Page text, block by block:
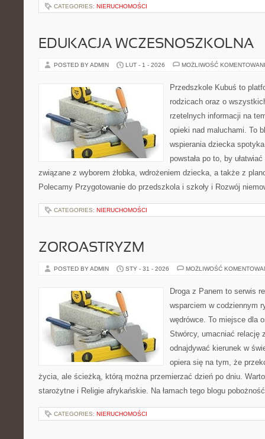
CATEGORIES: NIERUCHOMOŚCI
EDUKACJA WCZESNOSZKOLNA
POSTED BY ADMIN LUT - 1 - 2026 MOŻLIWOŚĆ
Przedszkole Kubuś to
rodzicach oraz o
rzetelnych informacji na
opieki nad maluchami. To
wspierania dziecka
powstała po to, by
związane z wyborem żłobka, wdrożeniem dziecka, a także z
Polecamy Przygotowanie do przedszkola i szkoły i Rozwój
CATEGORIES: NIERUCHOMOŚCI
ZOROASTRYZM
POSTED BY ADMIN STY - 31 - 2026 MOŻLIWOŚĆ
Droga z Panem to serwis
wsparciem w codziennym
wędrówce. To miejsce dla
Stwórcy, umacniać relację
odnajdywać kierunek w
opiera się na tym, że
życia, ale ścieżką, którą można przemierzać dzień po dniu.
starożytne i Religie afrykańskie. Na łamach tego blogu
CATEGORIES: NIERUCHOMOŚCI